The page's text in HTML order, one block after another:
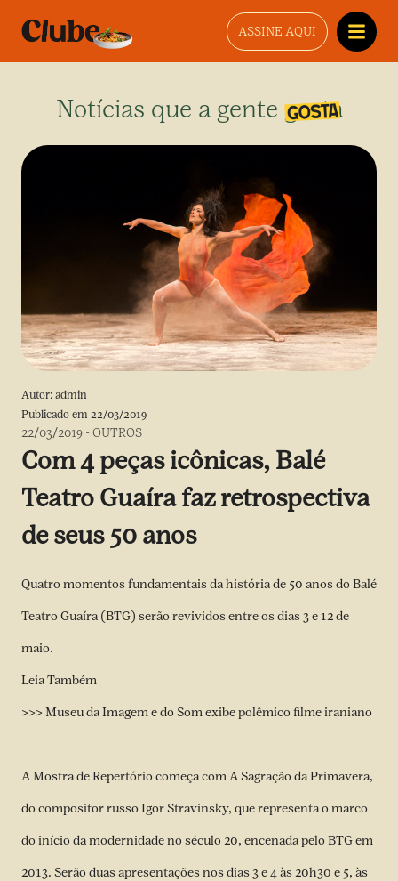
ASSINE AQUI
Notícias que a gente gosta
Autor: admin
Publicado em 22/03/2019
22/03/2019 -OUTROS
Com 4 peças icônicas, Balé
Teatro Guaíra faz retrospectiva
de seus 50 anos
Quatro momentos fundamentais da história de 50 anos do Balé
Teatro Guaíra (BTG) serão revividos entre os dias 3 e 12 de
maio.
Leia Também
>>> Museu da Imagem e do Som exibe polêmico filme iraniano
A Mostra de Repertório começa com A Sagração da Primavera,
do compositor russo Igor Stravinsky, que representa o marco
do início da modernidade no século 20, encenada pelo BTG em
2013. Serão duas apresentações nos dias 3 e 4 às 20h30 e 5, às